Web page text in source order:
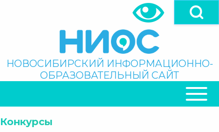
Поиск
НОВОСИБИРСКИЙ ИНФОРМАЦИОННО-
ОБРАЗОВАТЕЛЬНЫЙ САЙТ
НАВИГАЦИЯ
Конкурсы